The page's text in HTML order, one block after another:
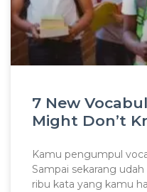
7 New
Might Don’t
Kamu pengumpul
Sampai sekarang
ribu kata yang kamu